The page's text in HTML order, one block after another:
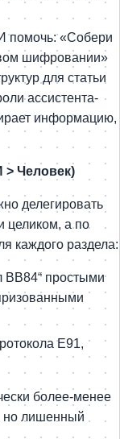
помочь: «Собери
шифровании»
для статьи
ассистента-
информацию,
> Человек)
делегировать
целиком, а по
каждого раздела:
BB84“ простыми
E91,
более-менее
но лишенный